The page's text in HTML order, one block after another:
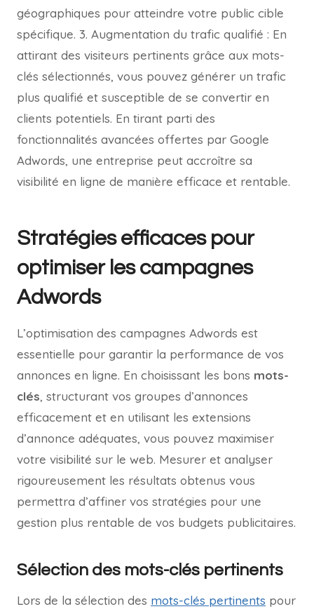
géographiques pour atteindre votre public cible
spécifique. 3. Augmentation du trafic qualifié : En
attirant des visiteurs pertinents grâce aux mots-
clés sélectionnés, vous pouvez générer un trafic
plus qualifié et susceptible de se convertir en
clients potentiels. En tirant parti des
fonctionnalités avancées offertes par Google
Adwords, une entreprise peut accroître sa
visibilité en ligne de manière efficace et rentable.
Stratégies efficaces pour
optimiser les campagnes
Adwords
L’optimisation des campagnes Adwords est
essentielle pour garantir la performance de vos
annonces en ligne. En choisissant les bons mots-
clés, structurant vos groupes d’annonces
efficacement et en utilisant les extensions
d’annonce adéquates, vous pouvez maximiser
votre visibilité sur le web. Mesurer et analyser
rigoureusement les résultats obtenus vous
permettra d’affiner vos stratégies pour une
gestion plus rentable de vos budgets publicitaires.
Sélection des mots-clés pertinents
Lors de la sélection des mots-clés pertinents pour